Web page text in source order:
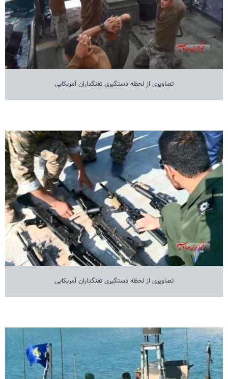
تصاویری از لحظه دستگیری تفنگداران آمریکایی
تصاویری از لحظه دستگیری تفنگداران آمریکایی